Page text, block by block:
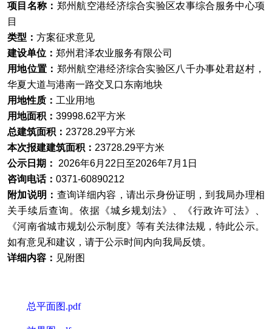
项目名称： 郑州航空港经济综合实验区农事综合服务中心项
目
类型： 方案征求意见
建设单位： 郑州君泽农业服务有限公司
用地位置： 郑州航空港经济综合实验区八千办事处君赵村，
华夏大道与港南一路交叉口东南地块
用地性质： 工业用地
用地面积： 39998.62平方米
总建筑面积： 23728.29平方米
本次报建建筑面积： 23728.29平方米
公示日期： 2026年6月22日至2026年7月1日
咨询电话： 0371-60890212
附加说明： 查询详细内容，请出示身份证明，到我局办理相
关手续后查询。依据《城乡规划法》、《行政许可法》、
《河南省城市规划公示制度》等有关法律法规，特此公示。
如有意见和建议，请于公示时间内向我局反馈。
详细内容： 见附图
总平面图.pdf